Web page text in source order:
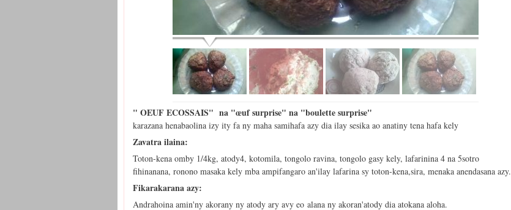
" OEUF ECOSSAIS" na "œuf surprise" na "boulette surprise"
karazana henabaolina izy ity fa ny maha samihafa azy dia ilay sesika ao anatiny tena hafa kely
Zavatra ilaina:
Toton-kena omby 1/4kg, atody4, kotomila, tongolo ravina, tongolo gasy kely, lafarinina 4 na 5sotro
fihinanana, ronono masaka kely mba ampifangaro an'ilay lafarina sy toton-kena,sira, menaka anendasana azy.
Fikarakarana azy:
Andrahoina amin'ny akorany ny atody ary avy eo alana ny akoran'atody dia atokana aloha.